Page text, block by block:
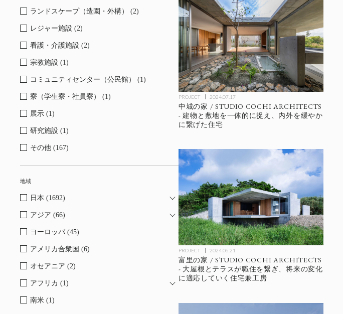
PROJECT 2024.07.17
中城の家 / STUDIO COCHI ARCHITECTS
- 建物と敷地を一体的に捉え、内外を緩やか
に繋げた住宅
PROJECT 2024.06.21
富里の家 / STUDIO COCHI ARCHITECTS
- 大屋根とテラスが職住を繋ぎ、将来の変化
に適応していく住宅兼工房
ランドスケープ（造園・外構） (2)
レジャー施設 (2)
看護・介護施設 (2)
宗教施設 (1)
コミュニティセンター（公民館） (1)
寮（学生寮・社員寮） (1)
展示 (1)
研究施設 (1)
その他 (167)
地域
日本 (1692)
アジア (66)
ヨーロッパ (45)
アメリカ合衆国 (6)
オセアニア (2)
アフリカ (1)
南米 (1)